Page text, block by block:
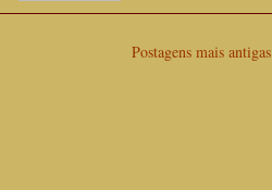
Postagens mais antigas